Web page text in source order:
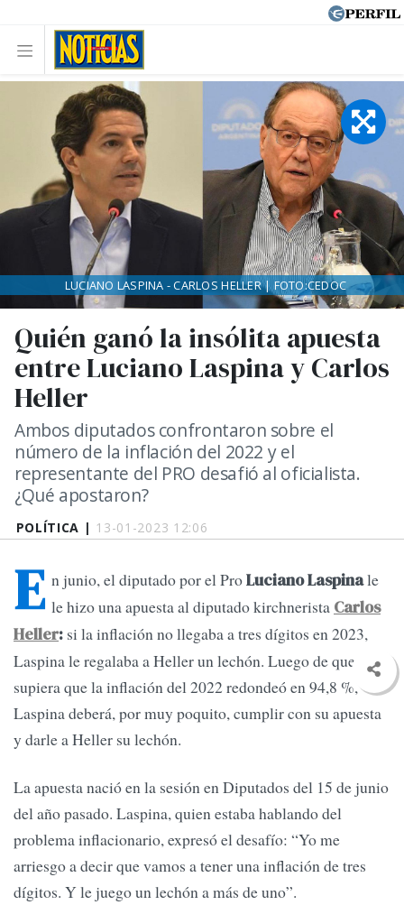
POLÍTICA | 13-01-2023 12:06
Quién ganó la insólita apuesta
entre Luciano Laspina y Carlos
Heller
Ambos diputados confrontaron sobre el
número de la inflación del 2022 y el
representante del PRO desafió al oficialista.
¿Qué apostaron?
LUCIANO LASPINA - CARLOS HELLER | FOTO:CEDOC
E n junio, el diputado por el ProLuciano Laspinale
le hizo una apuesta al diputado kirchnerista Carlos
Heller: si la inflación no llegaba a tres dígitos en 2023,
Laspina le regalaba a Heller un lechón. Luego de que se
supiera que la inflación del 2022 redondeó en 94,8 %,
Laspina deberá, por muy poquito, cumplir con su apuesta
y darle a Heller su lechón.
La apuesta nació en la sesión en Diputados del 15 de junio
del año pasado. Laspina, quien estaba hablando del
problema inflacionario, expresó el desafío: “Yo me
arriesgo a decir que vamos a tener una inflación de tres
dígitos. Y le juego un lechón a más de uno”.